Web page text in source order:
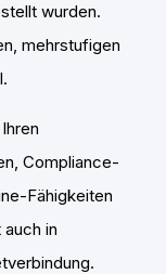
wurden.
mehrstufigen
Compliance-
Fähigkeiten
in